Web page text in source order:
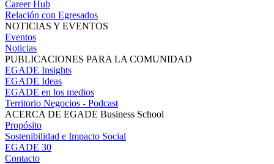
Career Hub
Relación con Egresados
NOTICIAS Y EVENTOS
Eventos
Noticias
PUBLICACIONES PARA LA COMUNIDAD
EGADE Insights
EGADE Ideas
EGADE en los medios
Territorio Negocios - Podcast
ACERCA DE EGADE Business School
Propósito
Sostenibilidad e Impacto Social
EGADE 30
Contacto